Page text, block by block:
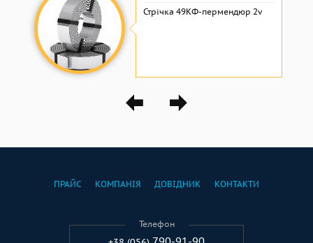
Стрічка 49КФ-пермендюр 2v
ПРАЙС КОМПАНІЯ ДОВІДНИК КОНТАКТИ
Телефон